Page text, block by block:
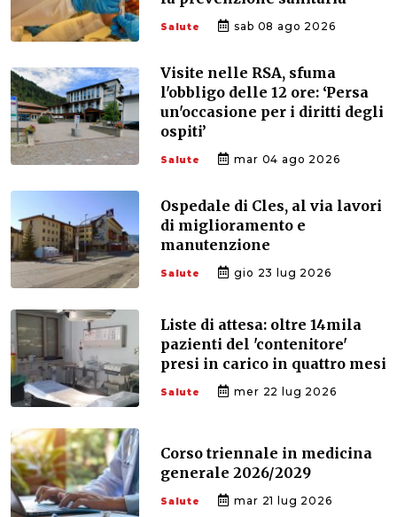
Salute sab 08 ago 2026
Visite nelle RSA, sfuma
l'obbligo delle 12 ore: ‘Persa
un'occasione per i diritti degli
ospiti’
Salute mar 04 ago 2026
Ospedale di Cles, al via lavori
di miglioramento e
manutenzione
Salute gio 23 lug 2026
Liste di attesa: oltre 14mila
pazienti del 'contenitore'
presi in carico in quattro mesi
Salute mer 22 lug 2026
Corso triennale in medicina
generale 2026/2029
Salute mar 21 lug 2026